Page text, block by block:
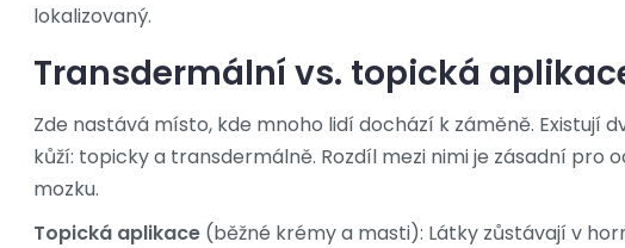
lokalizovaný.
Transdermální vs. topická
Zde nastává místo, kde mnoho lidí dochází k záměně. Existují
kůží: topicky a transdermálně. Rozdíl mezi nimi je zásadní pro
mozku.
Topická aplikace (běžné krémy a masti): Látky zůstávají v